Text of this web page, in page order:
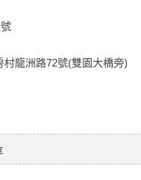
龍洲路72號(雙園大橋旁)